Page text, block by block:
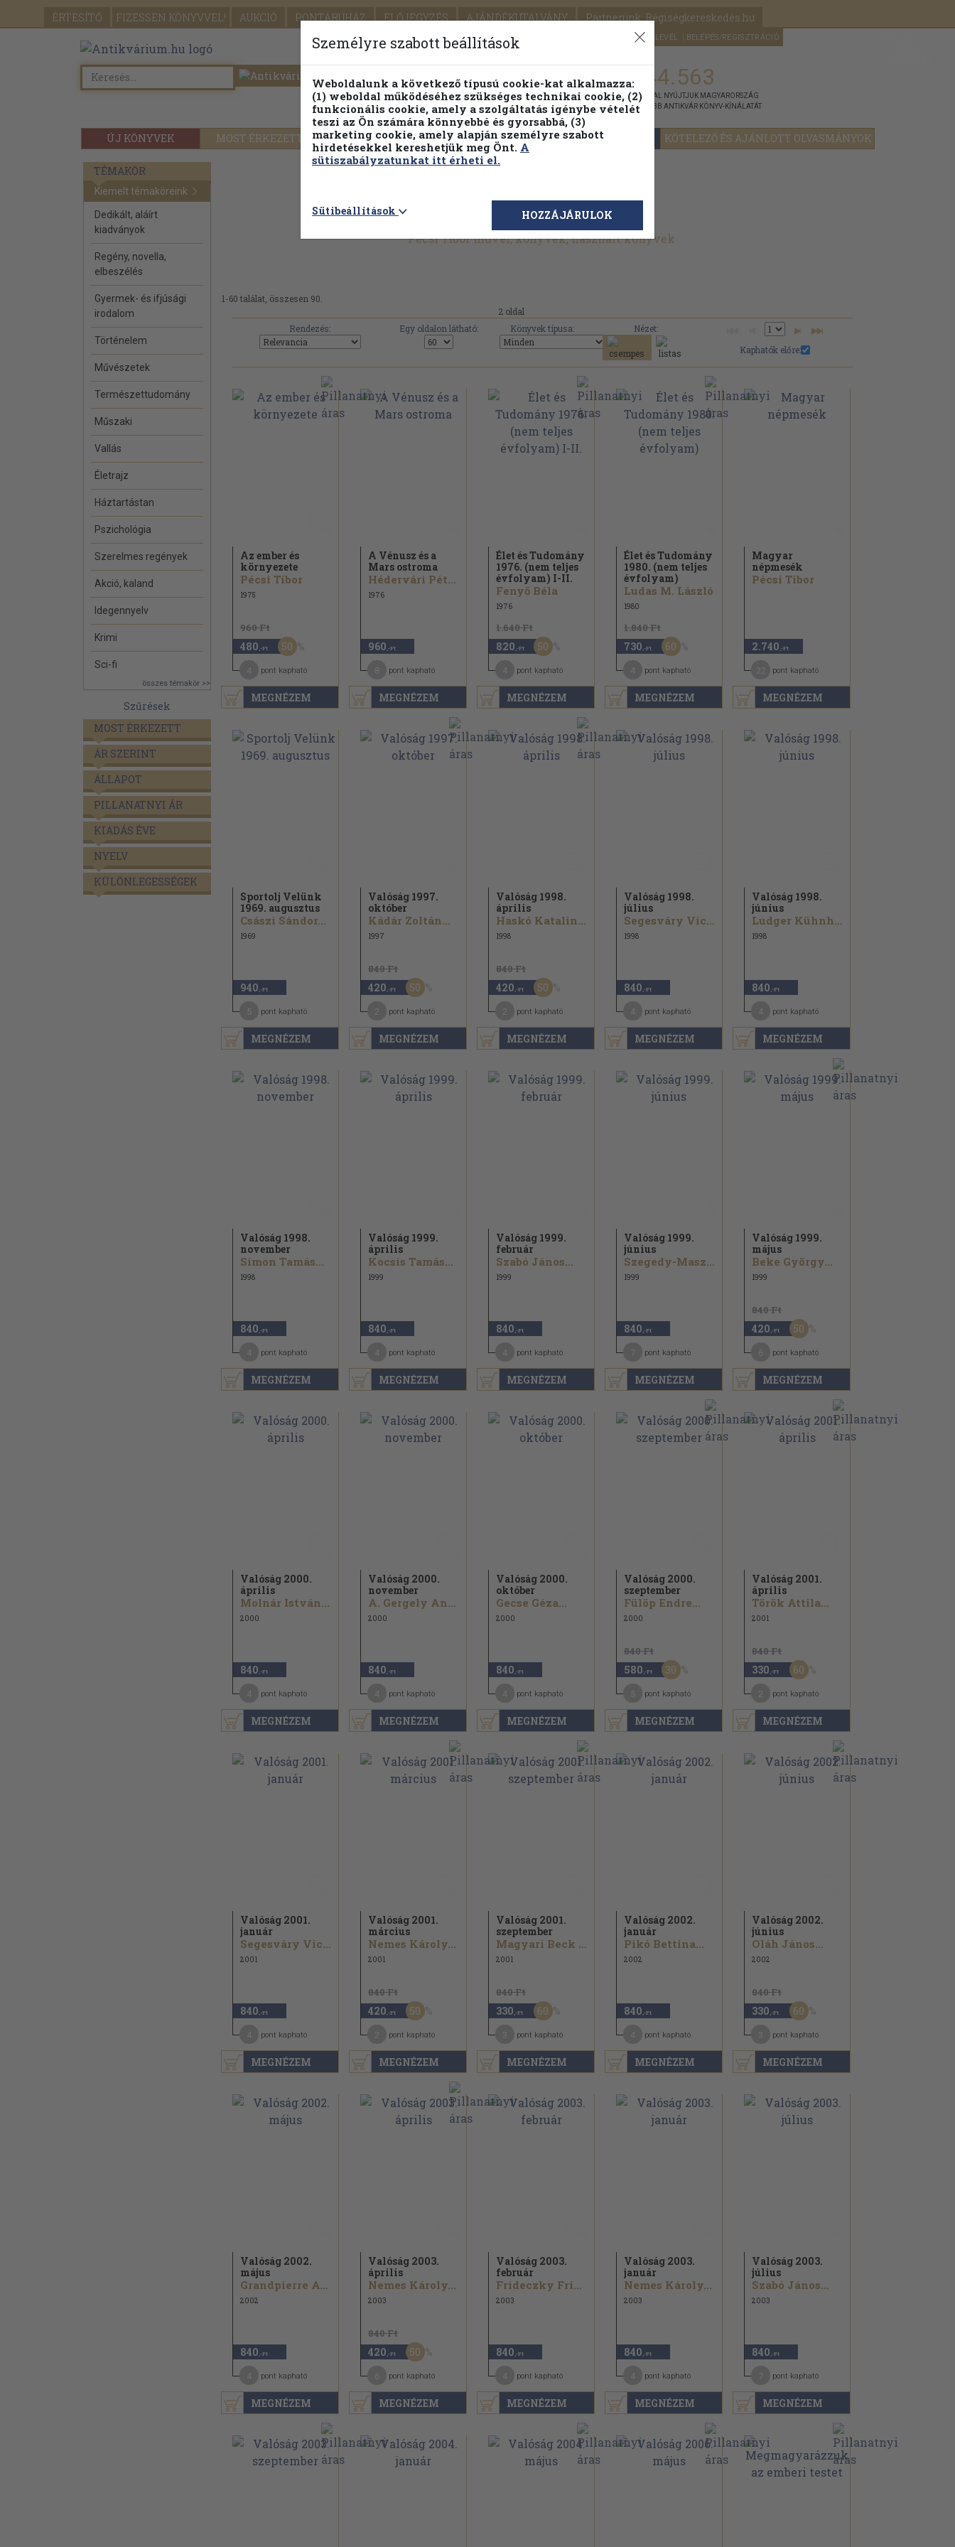
ÉRTESÍTŐ FIZESSEN KÖNYVVEL! AUKCIÓ PONTÁRUHÁZ ELŐJEGYZÉS AJÁNDÉKUTALVÁNY Partnerünk: Régiségkereskedés.hu
SEGÍTSÉG HÍRLEVÉL BELÉPÉS/REGISZTRÁCIÓ
ÚJ KÖNYVEK MOST ÉRKEZETT PILLANATNYI ÁRAINK FENNTARTHATÓ OLVASMÁNYOK KÖTELEZŐ ÉS AJÁNLOTT OLVASMÁNYOK
Részletes kereső Témaköri fa 1.144.563
KIADVÁNNYAL NYÚJTJUK MAGYARORSZÁG
LEGNAGYOBB ANTIKVÁR KÖNYV-KÍNÁLATÁT
TÉMAKÖR
Kiemelt témaköreink
Dedikált, aláírt
kiadványok
Regény, novella,
elbeszélés
Gyermek- és ifjúsági
irodalom
Történelem
Művészetek
Természettudomány
Műszaki
Vallás
Életrajz
Háztartástan
Pszichológia
Szerelmes regények
Akció, kaland
Idegennyelv
Krimi
Sci-fi
összes témakör >>
Szűrések
MOST ÉRKEZETT
ÁR SZERINT
ÁLLAPOT
PILLANATNYI ÁR
KIADÁS ÉVE
NYELV
KÜLÖNLEGESSÉGEK
Pécsi Tibor művei, könyvek, használt könyvek
1-60 találat, összesen 90.
2 oldal
Rendezés:
Egy oldalon látható: Könyvek típusa:
Nézet:
Kaphatók előre:
MEGNÉZEM
Az ember és
környezete
Pécsi Tibor
1975
960 Ft
480 ,-Ft 50
pont kapható
MEGNÉZEM
A Vénusz és a
Mars ostroma
Hédervári Péter...
1976
960 ,-Ft
pont kapható
MEGNÉZEM
Élet és Tudomány
1976. (nem teljes
évfolyam) I-II.
Fenyő Béla
1976
1.640 Ft
820 ,-Ft 50
pont kapható
MEGNÉZEM
Élet és Tudomány
1980. (nem teljes
évfolyam)
Ludas M. László
1980
1.840 Ft
730 ,-Ft 60
pont kapható
MEGNÉZEM
Magyar
népmesék
Pécsi Tibor
2.740 ,-Ft
pont kapható
MEGNÉZEM
Sportolj Velünk
1969. augusztus
Császi Sándor...
1969
940 ,-Ft
pont kapható
MEGNÉZEM
Valóság 1997.
október
Kádár Zoltán...
1997
840 Ft
420 ,-Ft 50
pont kapható
MEGNÉZEM
Valóság 1998.
április
Haskó Katalin...
1998
840 Ft
420 ,-Ft 50
pont kapható
MEGNÉZEM
Valóság 1998.
július
Segesváry Victor...
1998
840 ,-Ft
pont kapható
MEGNÉZEM
Valóság 1998.
június
Ludger Kühnhardt...
1998
840 ,-Ft
pont kapható
MEGNÉZEM
Valóság 1998.
november
Simon Tamás...
1998
840 ,-Ft
pont kapható
MEGNÉZEM
Valóság 1999.
április
Kocsis Tamás...
1999
840 ,-Ft
pont kapható
MEGNÉZEM
Valóság 1999.
február
Szabó János...
1999
840 ,-Ft
pont kapható
MEGNÉZEM
Valóság 1999.
június
Szegedy-Maszák Mihály...
1999
840 ,-Ft
pont kapható
MEGNÉZEM
Valóság 1999.
május
Beke György...
1999
840 Ft
420 ,-Ft 50
pont kapható
MEGNÉZEM
Valóság 2000.
április
Molnár István...
2000
840 ,-Ft
pont kapható
MEGNÉZEM
Valóság 2000.
november
A. Gergely András...
2000
840 ,-Ft
pont kapható
MEGNÉZEM
Valóság 2000.
október
Gecse Géza...
2000
840 ,-Ft
pont kapható
MEGNÉZEM
Valóság 2000.
szeptember
Fülöp Endre...
2000
840 Ft
580 ,-Ft 30
pont kapható
MEGNÉZEM
Valóság 2001.
április
Török Attila...
2001
840 Ft
330 ,-Ft 60
pont kapható
MEGNÉZEM
Valóság 2001.
január
Segesváry Victor...
2001
840 ,-Ft
pont kapható
MEGNÉZEM
Valóság 2001.
március
Nemes Károly...
2001
840 Ft
420 ,-Ft 50
pont kapható
MEGNÉZEM
Valóság 2001.
szeptember
Magyari Beck István...
2001
840 Ft
330 ,-Ft 60
pont kapható
MEGNÉZEM
Valóság 2002.
január
Pikó Bettina...
2002
840 ,-Ft
pont kapható
MEGNÉZEM
Valóság 2002.
június
Oláh János...
2002
840 Ft
330 ,-Ft 60
pont kapható
MEGNÉZEM
Valóság 2002.
május
Grandpierre Attila...
2002
840 ,-Ft
pont kapható
MEGNÉZEM
Valóság 2003.
április
Nemes Károly...
2003
840 Ft
420 ,-Ft 50
pont kapható
MEGNÉZEM
Valóság 2003.
február
Frideczky Frigyes...
2003
840 ,-Ft
pont kapható
MEGNÉZEM
Valóság 2003.
január
Nemes Károly...
2003
840 ,-Ft
pont kapható
MEGNÉZEM
Valóság 2003.
július
Szabó János...
2003
840 ,-Ft
pont kapható
Személyre szabott beállítások
Weboldalunk a következő típusú cookie-kat alkalmazza:
(1) weboldal működéséhez szükséges technikai cookie, (2)
funkcionális cookie, amely a szolgáltatás igénybe vételét
teszi az Ön számára könnyebbé és gyorsabbá, (3)
marketing cookie, amely alapján személyre szabott
hirdetésekkel kereshetjük meg Önt. A
sütiszabályzatunkat itt érheti el.
Sütibeállítások HOZZÁJÁRULOK